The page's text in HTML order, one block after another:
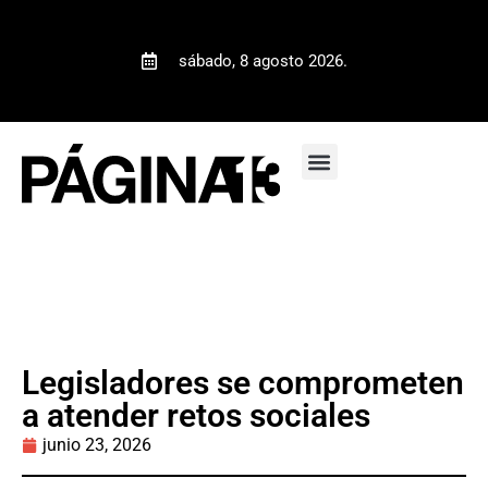
sábado, 8 agosto 2026.
Legisladores se comprometen
a atender retos sociales
junio 23, 2026